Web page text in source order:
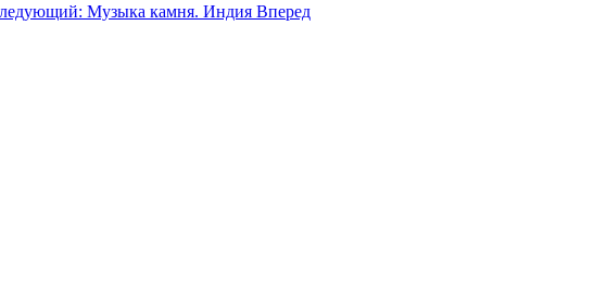
Музыка камня. Индия Вперед